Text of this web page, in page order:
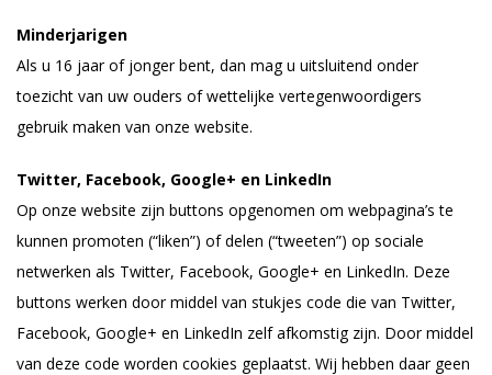
Minderjarigen
Als u 16 jaar of jonger bent, dan mag u uitsluitend onder
toezicht van uw ouders of wettelijke vertegenwoordigers
gebruik maken van onze website.
Twitter, Facebook, Google+ en LinkedIn
Op onze website zijn buttons opgenomen om webpagina’s te
kunnen promoten (“liken”) of delen (“tweeten”) op sociale
netwerken als Twitter, Facebook, Google+ en LinkedIn. Deze
buttons werken door middel van stukjes code die van Twitter,
Facebook, Google+ en LinkedIn zelf afkomstig zijn. Door middel
van deze code worden cookies geplaatst. Wij hebben daar geen